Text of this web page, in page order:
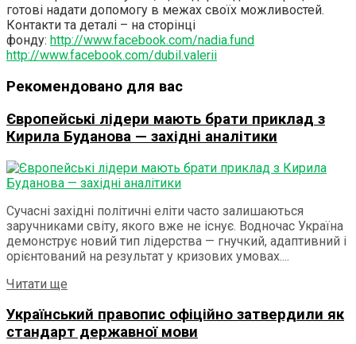
готові надати допомогу в межах своїх можливостей.
Контакти та деталі – на сторінці
фонду: http://www.facebook.com/nadia.fund
http://www.facebook.com/dubil.valerii
Рекомендовано для вас
Європейські лідери мають брати приклад з
Кирила Буданова — західні аналітики
Сучасні західні політичні еліти часто залишаються
заручниками світу, якого вже не існує. Водночас Україна
демонструє новий тип лідерства — гнучкий, адаптивний і
орієнтований на результат у кризових умовах....
Читати ще
Український правопис офіційно затвердили як
стандарт державної мови